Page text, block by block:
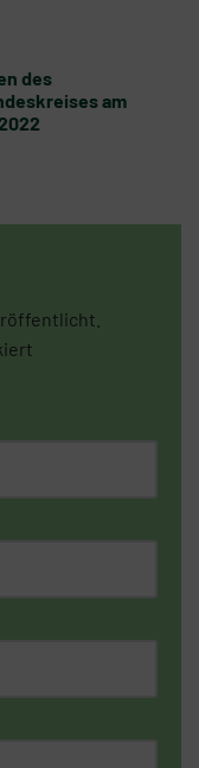
des
am